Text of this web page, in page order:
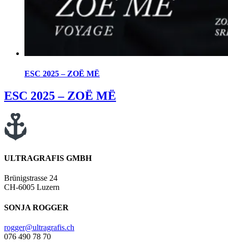
ESC 2025 – ZOË MË
ESC 2025 – ZOË MË
ULTRAGRAFIS GMBH
Brünigstrasse 24
CH-6005 Luzern
SONJA ROGGER
rogger@ultragrafis.ch
076 490 78 70